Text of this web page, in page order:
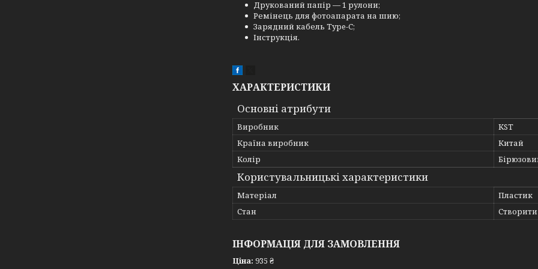
Друкований папір — 1 рулони;
Ремінець для фотоапарата на шию;
Зарядний кабель Type-C;
Інструкція.
ХАРАКТЕРИСТИКИ
Основні атрибути
Виробник
KST
Країна виробник
Китай
Колір
Користувальницькі характеристики
Матеріал
Пластик
Стан
Створити
ІНФОРМАЦІЯ ДЛЯ ЗАМОВЛЕННЯ
Ціна: 935 ₴